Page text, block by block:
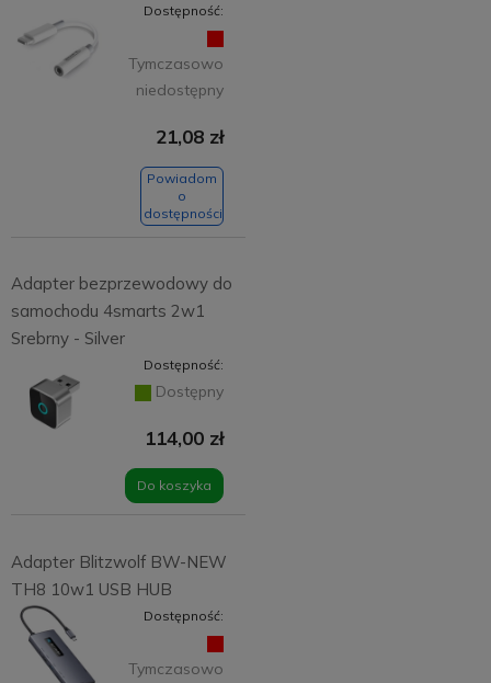
Dostępność:
Tymczasowo
niedostępny
21,08 zł
Powiadom
o
dostępności
Adapter bezprzewodowy do
samochodu 4smarts 2w1
Srebrny - Silver
Dostępność:
Dostępny
114,00 zł
Do koszyka
Adapter Blitzwolf BW-NEW
TH8 10w1 USB HUB
Dostępność:
Tymczasowo